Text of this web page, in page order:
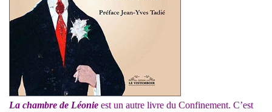
La chambre de Léonie est un autre livre du Confinement. C’est